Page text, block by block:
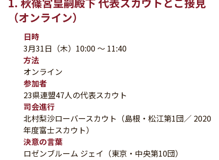
（オンライン）
日時
3月31日（木）10:00 ～ 11:40
方法
オンライン
参加者
23県連盟47人の代表スカウト
司会進行
北村梨沙ローバースカウト（島根・松江第1団／ 2020
年度富士スカウト）
決意の言葉
ロゼンブルーム ジェイ（東京・中央第10団）